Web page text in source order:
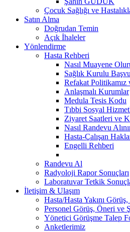
Çocuk Sağlığı ve
Satın Alma
Doğrudan Temin
Açık İhaleler
Yönlendirme
Hasta Rehberi
Nasıl Muayene
Sağlık Kurulu
Refakat Politikamız
Anlaşmalı Kurumlar
Medula Tesis Kodu
Tıbbi Sosyal
Ziyaret Saatleri ve
Nasıl Randevu
Hasta-Çalışan
Engelli Rehberi
Randevu Al
Radyoloji Rapor Sonuçları
Laboratuvar Tetkik
İletişim & Ulaşım
Hasta/Hasta Yakını
Personel Görüş, Öneri ve
Yönetici Görüşme Talep
Anketlerimiz